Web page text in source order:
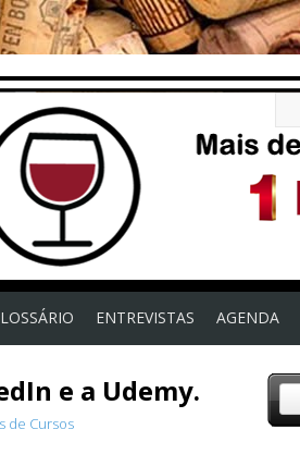
ENTREVISTAS AGENDA
e a Udemy.
de Cursos